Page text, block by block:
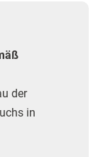
der
in